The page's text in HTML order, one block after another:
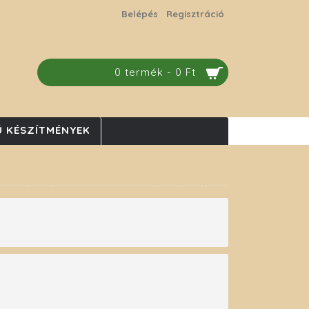
Belépés Regisztráció
0 termék - 0 Ft
KÉSZÍTMÉNYEK